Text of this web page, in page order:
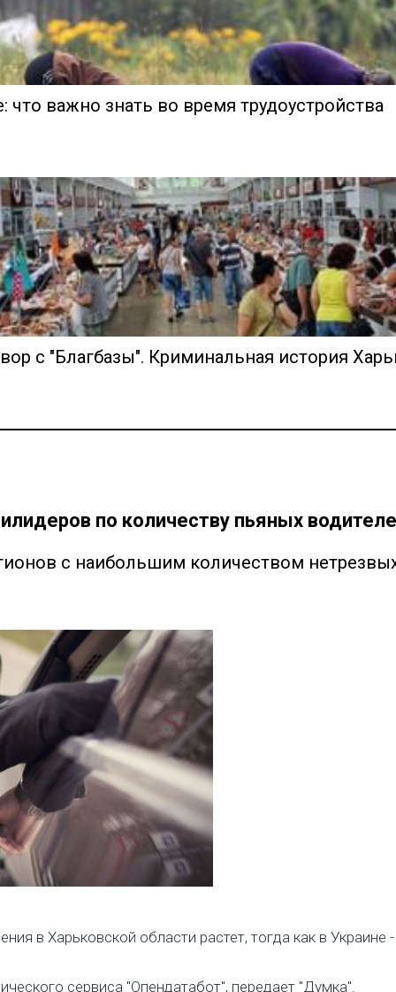
что важно знать во время трудоустройства
с "Благбазы". Криминальная история
по количеству пьяных
с наибольшим количеством
в Харьковской области растет, тогда как в Украине
сервиса "Опендатабот", передает "Думка".